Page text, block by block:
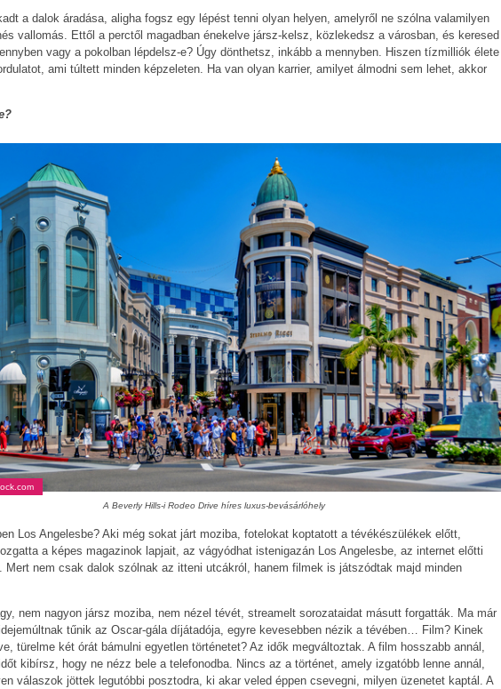
a dalok áradása, aligha fogsz egy lépést tenni olyan helyen, amelyről ne szólna valamilyen
vallomás. Ettől a perctől magadban énekelve jársz-kelsz, közlekedsz a városban, és keresed
vagy a pokolban lépdelsz-e? Úgy dönthetsz, inkább a mennyben. Hiszen tízmilliók élete
ami túltett minden képzeleten. Ha van olyan karrier, amilyet álmodni sem lehet, akkor
A Beverly Hills-i Rodeo Drive híres luxus-bevásárlóhely
Los Angelesbe? Aki még sokat járt moziba, fotelokat koptatott a tévékészülékek előtt,
a képes magazinok lapjait, az vágyódhat istenigazán Los Angelesbe, az internet előtti
Mert nem csak dalok szólnak az itteni utcákról, hanem filmek is játszódtak majd minden
nem nagyon jársz moziba, nem nézel tévét, streamelt sorozataidat másutt forgatták. Ma már
tűnik az Oscar-gála díjátadója, egyre kevesebben nézik a tévében… Film? Kinek
türelme két órát bámulni egyetlen történetet? Az idők megváltoztak. A film hosszabb annál,
kibírsz, hogy ne nézz bele a telefonodba. Nincs az a történet, amely izgatóbb lenne annál,
válaszok jöttek legutóbbi posztodra, ki akar veled éppen csevegni, milyen üzenetet kaptál. A